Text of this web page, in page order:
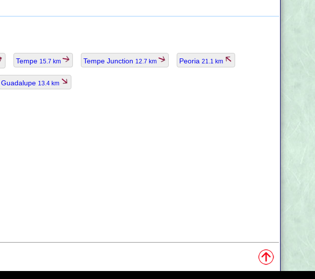
Tempe 15.7 km Tempe Junction 12.7 km Peoria 21.1 km
Guadalupe 13.4 km